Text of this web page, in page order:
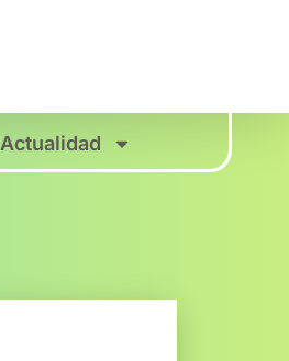
Actualidad